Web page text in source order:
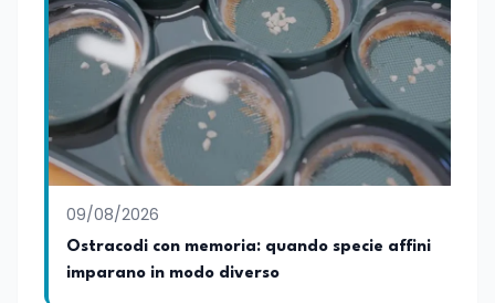
09/08/2026
Ostracodi con memoria: quando specie affini
imparano in modo diverso